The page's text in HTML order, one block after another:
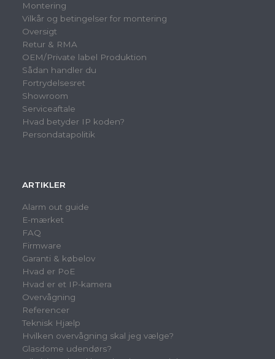
Montering
Vilkår og betingelser for montering
Oversigt
Retur & RMA
OEM/Private label Produktion
Sådan handler du
Fortrydelsesret
Showroom
Serviceaftale
Hvad betyder IP koden?
Persondatapolitik
ARTIKLER
Alarm out guide
E-mærket
FAQ
Firmware
Garanti & købelov
Hvad er PoE
Hvad er et IP-kamera
Overvågning
Referencer
Teknisk Hjælp
Hvilken overvågning skal jeg vælge?
Glasdome udendørs?